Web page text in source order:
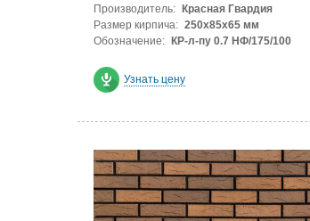
Производитель:
Красная Гвардия
Размер кирпича: 250х85х65 мм
Обозначение:
КР-л-пу 0.7 НФ/175/100
Узнать цену